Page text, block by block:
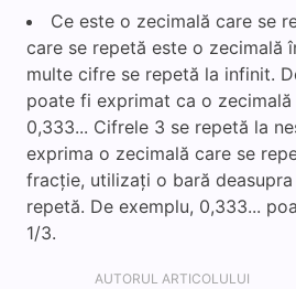
Ce este o zecimală care se
care se repetă este o zecimală
multe cifre se repetă la infinit.
poate fi exprimat ca o zecimală
0,333... Cifrele 3 se repetă la
exprima o zecimală care se
fracție, utilizați o bară
repetă. De exemplu, 0,333...
1/3.
AUTORUL ARTICOLULUI